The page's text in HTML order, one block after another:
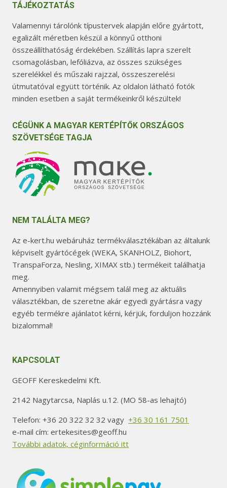
TÁJÉKOZTATÁS
Valamennyi tárolónk típustervek alapján előre gyártott,
egalizált méretben készül a könnyű otthoni
összeállíthatóság érdekében. Szállítás lapra szerelt
csomagolásban, lefóliázva, az összes szükséges
szerelékkel és műszaki rajzzal, összeszerelési
útmutatóval együtt történik. Az oldalon látható fotók
minden esetben a saját termékeinkről készültek!
CÉGÜNK A MAGYAR KERTÉPÍTŐK ORSZÁGOS
SZÖVETSÉGE TAGJA
NEM TALÁLTA MEG?
Az e-kert.hu webáruház termékválasztékában az általunk
képviselt gyártócégek (WEKA, SKANHOLZ, Biohort,
TranspaForza, Nesling, XIMAX stb.) termékeit találhatja
meg.
Amennyiben valamit mégsem talál meg az aktuális
választékban, de szeretne akár egyedi gyártásra vagy
egyéb termékre ajánlatot kérni, kérjük, forduljon hozzánk
bizalommal!
KAPCSOLAT
GEOFF Kereskedelmi Kft.
2142 Nagytarcsa, Naplás u.12. (MO 58-as lehajtó)
Telefon: +36 20 322 32 32 vagy +36 30 161 7501
e-mail cím: ertekesites@geoff.hu
További adatok, céginformáció itt